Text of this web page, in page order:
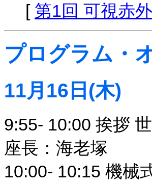
[ 第1回 可視赤
プログラム・
11月16日(木)
9:55- 10:00 挨拶
座長：海老塚
10:00- 10:15 機械